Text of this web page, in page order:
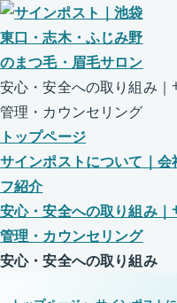
安心・安全への取り組み
管理・カウンセリング
トップページ
サインポストについて｜
フ紹介
安心・安全への取り組み
管理・カウンセリング
安心・安全への取り組み